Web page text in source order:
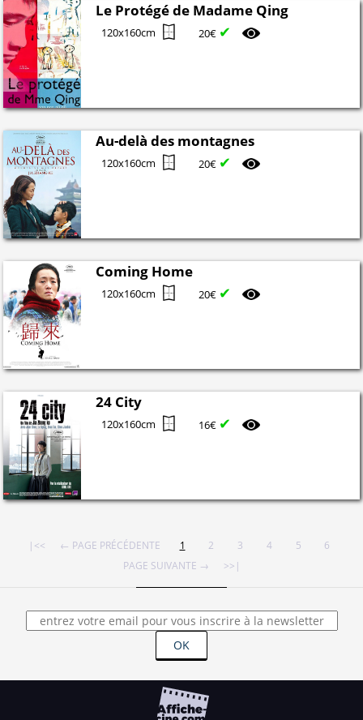
Le Protégé de Madame Qing
120x160cm 20€ ✔
Au-delà des montagnes
120x160cm 20€ ✔
Coming Home
120x160cm 20€ ✔
24 City
120x160cm 16€ ✔
|<< ← PAGE PRÉCÉDENTE 1 2 3 4 5
6
PAGE SUIVANTE →
>>|
OK